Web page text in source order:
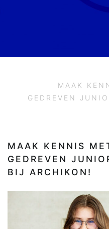
MAAK
GEDREVEN
MAAK KENNIS
GEDREVEN
BIJ ARCHIKON!